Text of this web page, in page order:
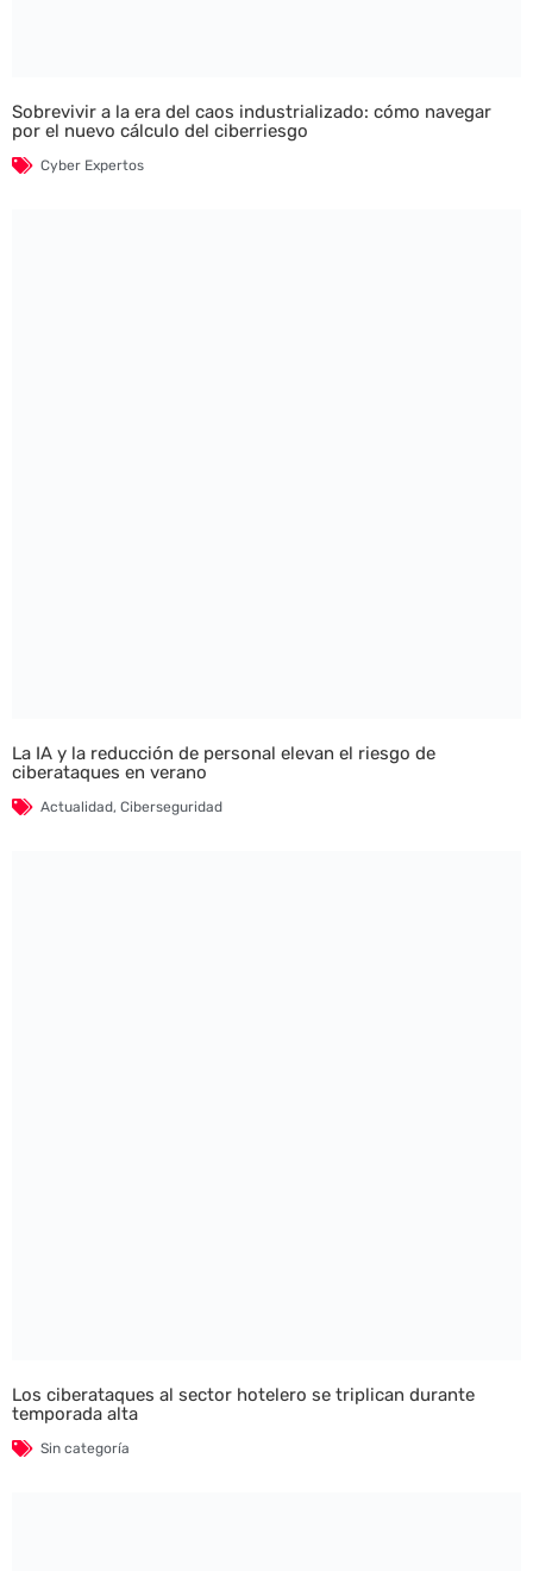
Sobrevivir a la era del caos industrializado: cómo navegar
por el nuevo cálculo del ciberriesgo
Cyber Expertos
La IA y la reducción de personal elevan el riesgo de
ciberataques en verano
Actualidad, Ciberseguridad
Los ciberataques al sector hotelero se triplican durante
temporada alta
Sin categoría